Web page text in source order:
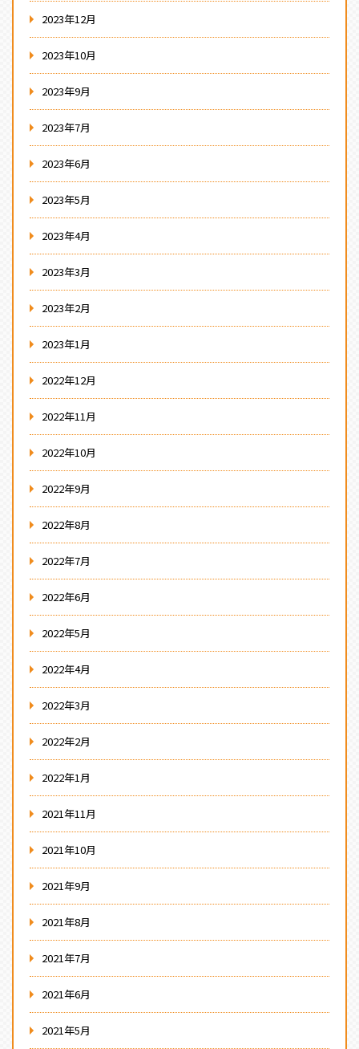
2023年12月
2023年10月
2023年9月
2023年7月
2023年6月
2023年5月
2023年4月
2023年3月
2023年2月
2023年1月
2022年12月
2022年11月
2022年10月
2022年9月
2022年8月
2022年7月
2022年6月
2022年5月
2022年4月
2022年3月
2022年2月
2022年1月
2021年11月
2021年10月
2021年9月
2021年8月
2021年7月
2021年6月
2021年5月